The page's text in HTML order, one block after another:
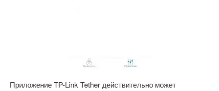
Приложение TP-Link Tether действительно может